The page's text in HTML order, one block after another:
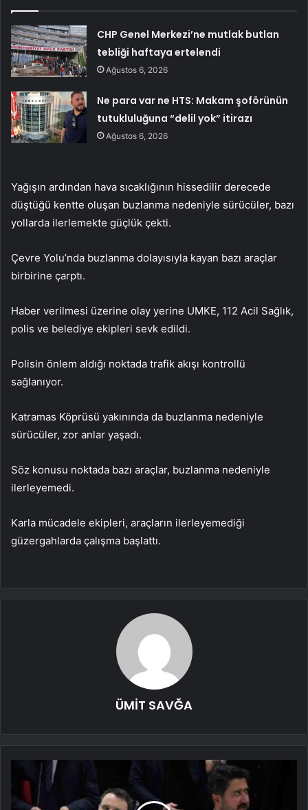
CHP Genel Merkezi’ne mutlak butlan
tebliği haftaya ertelendi
Ağustos 6, 2026
Ne para var ne HTS: Makam şoförünün
tutukluluğuna “delil yok” itirazı
Ağustos 6, 2026
Yağışın ardından hava sıcaklığının hissedilir derecede
düştüğü kentte oluşan buzlanma nedeniyle sürücüler, bazı
yollarda ilerlemekte güçlük çekti.
Çevre Yolu’nda buzlanma dolayısıyla kayan bazı araçlar
birbirine çarptı.
Haber verilmesi üzerine olay yerine UMKE, 112 Acil Sağlık,
polis ve belediye ekipleri sevk edildi.
Polisin önlem aldığı noktada trafik akışı kontrollü
sağlanıyor.
Katramas Köprüsü yakınında da buzlanma nedeniyle
sürücüler, zor anlar yaşadı.
Söz konusu noktada bazı araçlar, buzlanma nedeniyle
ilerleyemedi.
Karla mücadele ekipleri, araçların ilerleyemediği
güzergahlarda çalışma başlattı.
ÜMİT SAVĞA